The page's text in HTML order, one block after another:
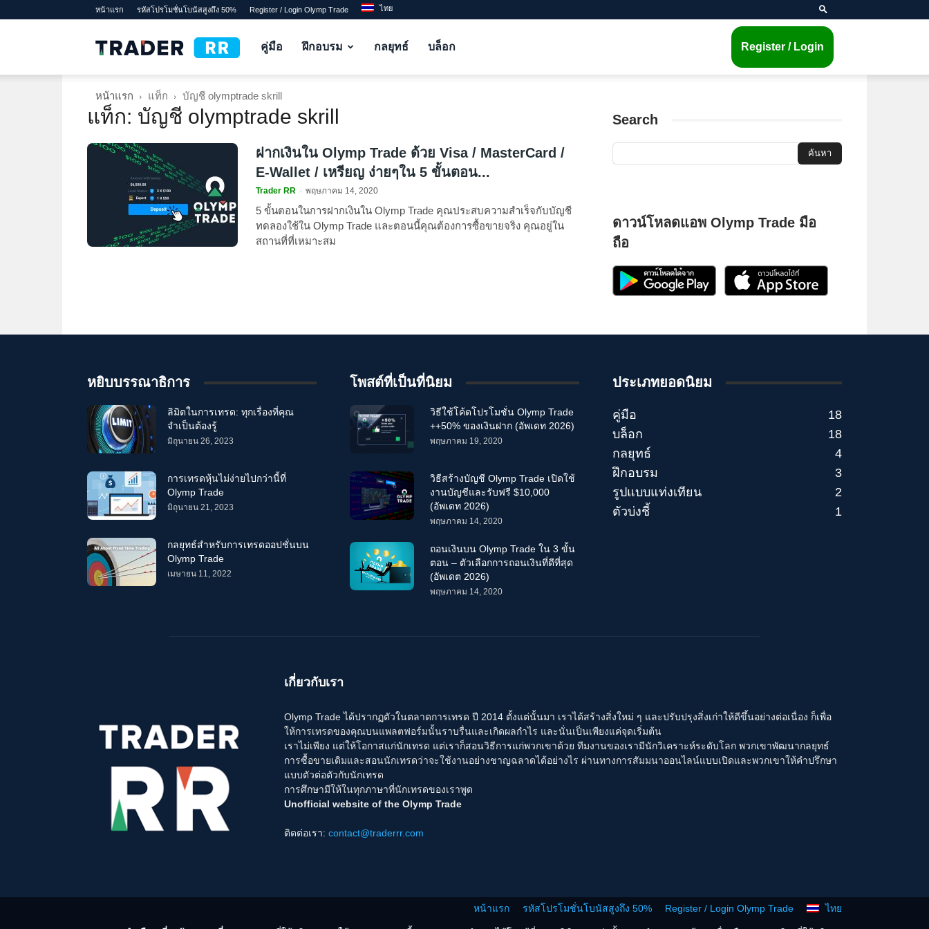
หน้าแรก รหัสโปรโมชั่นโบนัสสูงถึง 50% Register / Login Olymp Trade ไทย
TraderRR
คู่มือ ฝึกอบรม กลยุทธ์ บล็อก Register / Login
หน้าแรก แท็ก บัญชี olymptrade skrill
แท็ก: บัญชี olymptrade skrill
ฝากเงินใน Olymp Trade ด้วย Visa / MasterCard /
E-Wallet / เหรียญ ง่ายๆใน 5 ขั้นตอน...
Trader RR - พฤษภาคม 14, 2020
5 ขั้นตอนในการฝากเงินใน Olymp Trade คุณประสบความสำเร็จกับบัญชี
ทดลองใช้ใน Olymp Trade และตอนนี้คุณต้องการซื้อขายจริง คุณอยู่ใน
สถานที่ที่เหมาะสม
Search
ดาวน์โหลดแอพ Olymp Trade มือ
ถือ
หยิบบรรณาธิการ
ลิมิตในการเทรด: ทุกเรื่องที่คุณ
จำเป็นต้องรู้
มิถุนายน 26, 2023
การเทรดหุ้นไม่ง่ายไปกว่านี้ที่
Olymp Trade
มิถุนายน 21, 2023
กลยุทธ์สำหรับการเทรดออปชั่นบน
Olymp Trade
เมษายน 11, 2022
โพสต์ที่เป็นที่นิยม
วิธีใช้โค้ดโปรโมชั่น Olymp Trade
++50% ของเงินฝาก (อัพเดท 2026)
พฤษภาคม 19, 2020
วิธีสร้างบัญชี Olymp Trade เปิดใช้
งานบัญชีและรับฟรี $10,000
(อัพเดท 2026)
พฤษภาคม 14, 2020
ถอนเงินบน Olymp Trade ใน 3 ขั้น
ตอน – ตัวเลือกการถอนเงินที่ดีที่สุด
(อัพเดต 2026)
พฤษภาคม 14, 2020
ประเภทยอดนิยม
คู่มือ
18
บล็อก
18
กลยุทธ์
4
ฝึกอบรม
3
รูปแบบแท่งเทียน
2
ตัวบ่งชี้
1
เกี่ยวกับเรา
Olymp Trade ได้ปรากฏตัวในตลาดการเทรด ปี 2014 ตั้งแต่นั้นมา เราได้สร้างสิ่งใหม่ ๆ และปรับปรุงสิ่งเก่าให้ดีขึ้นอย่างต่อเนื่อง ก็เพื่อ
ให้การเทรดของคุณบนแพลตฟอร์มนั้นราบรื่นและเกิดผลกำไร และนั่นเป็นเพียงแค่จุดเริ่มต้น
เราไม่เพียง แต่ให้โอกาสแก่นักเทรด แต่เราก็สอนวิธีการแก่พวกเขาด้วย ทีมงานของเรามีนักวิเคราะห์ระดับโลก พวกเขาพัฒนากลยุทธ์
การซื้อขายเดิมและสอนนักเทรดว่าจะใช้งานอย่างชาญฉลาดได้อย่างไร ผ่านทางการสัมมนาออนไลน์แบบเปิดและพวกเขาให้คำปรึกษา
แบบตัวต่อตัวกับนักเทรด
การศึกษามีให้ในทุกภาษาที่นักเทรดของเราพูด
Unofficial website of the Olymp Trade
ติดต่อเรา: contact@traderrr.com
หน้าแรก รหัสโปรโมชั่นโบนัสสูงถึง 50% Register / Login Olymp Trade ไทย